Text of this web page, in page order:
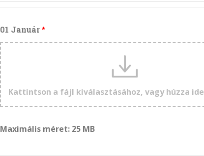
01 Január
Kattintson a fájl kiválasztásához, vagy húzza ide
Maximális méret: 25 MB